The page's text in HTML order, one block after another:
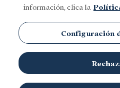
información, clica la
Configuración